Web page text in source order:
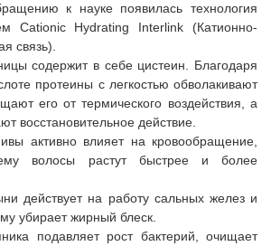
к науке появилась технология
Cationic Hydrating Interlink (Катионно-
связь).
содержит в себе цистеин. Благодаря
протеины с легкостью обволакивают
его от термического воздействия, а
восстановительное действие.
активно влияет на кровообращение,
волосы растут быстрее и более
действует на работу сальных желез и
убирает жирный блеск.
подавляет рост бактерий, очищает